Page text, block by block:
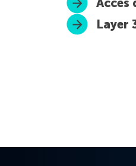
Acces
Layer